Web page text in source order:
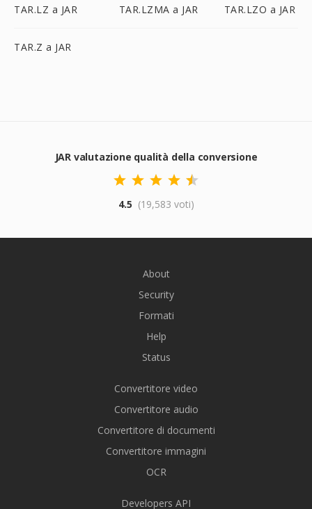
TAR.LZ a JAR TAR.LZMA a JAR TAR.LZO a JAR
TAR.Z a JAR
JAR valutazione qualità della conversione
4.5 (19,583 voti)
About
Security
Formati
Help
Status
Convertitore video
Convertitore audio
Convertitore di documenti
Convertitore immagini
OCR
Developers API